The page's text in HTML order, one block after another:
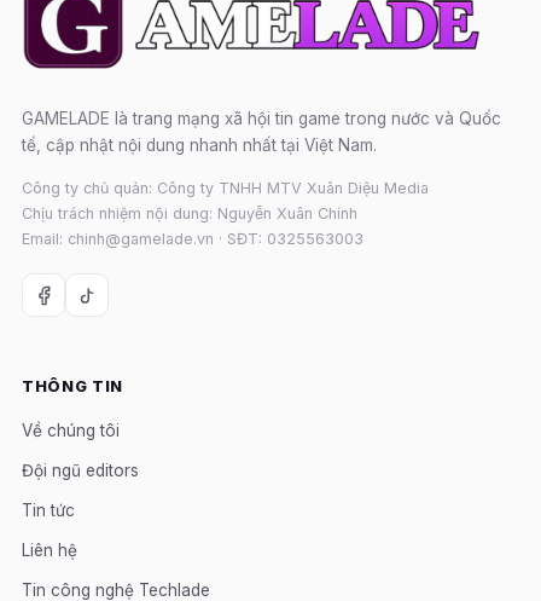
GAMELADE là trang mạng xã hội tin game trong nước và Quốc
tế, cập nhật nội dung nhanh nhất tại Việt Nam.
Công ty chủ quản: Công ty TNHH MTV Xuân Diệu Media
Chịu trách nhiệm nội dung: Nguyễn Xuân Chính
Email: chinh@gamelade.vn · SĐT: 0325563003
THÔNG TIN
Về chúng tôi
Đội ngũ editors
Tin tức
Liên hệ
Tin công nghệ Techlade